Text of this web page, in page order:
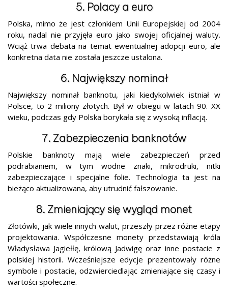
5. Polacy a euro
Polska, mimo że jest członkiem Unii Europejskiej od 2004
roku, nadal nie przyjęła euro jako swojej oficjalnej waluty.
Wciąż trwa debata na temat ewentualnej adopcji euro, ale
konkretna data nie została jeszcze ustalona.
6. Największy nominał
Największy nominał banknotu, jaki kiedykolwiek istniał w
Polsce, to 2 miliony złotych. Był w obiegu w latach 90. XX
wieku, podczas gdy Polska borykała się z wysoką inflacją.
7. Zabezpieczenia banknotów
Polskie banknoty mają wiele zabezpieczeń przed
podrabianiem, w tym wodne znaki, mikrodruki, nitki
zabezpieczające i specjalne folie. Technologia ta jest na
bieżąco aktualizowana, aby utrudnić fałszowanie.
8. Zmieniający się wygląd monet
Złotówki, jak wiele innych walut, przeszły przez różne etapy
projektowania. Współczesne monety przedstawiają króla
Władysława Jagiełłę, królową Jadwigę oraz inne postacie z
polskiej historii. Wcześniejsze edycje prezentowały różne
symbole i postacie, odzwierciedlając zmieniające się czasy i
wartości społeczne.